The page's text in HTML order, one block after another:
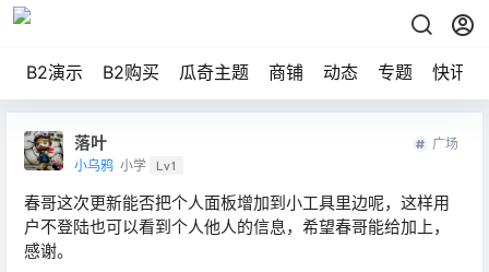
B2演示 B2购买 瓜奇主题 商铺 动态 专题 快讯
落叶
小乌鸦 小学 Lv1
广场
春哥这次更新能否把个人面板增加到小工具里边呢，这样用
户不登陆也可以看到个人他人的信息，希望春哥能给加上，
感谢。